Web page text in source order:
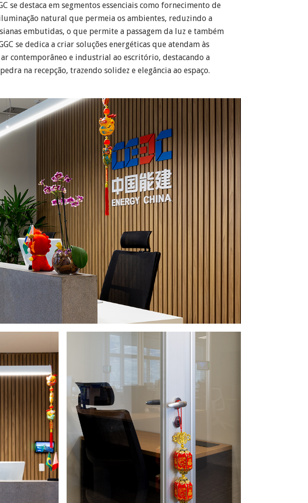
se destaca em segmentos essenciais como fornecimento de
natural que permeia os ambientes, reduzindo a
embutidas, o que permite a passagem da luz e também
se dedica a criar soluções energéticas que atendam às
contemporâneo e industrial ao escritório, destacando a
na recepção, trazendo solidez e elegância ao espaço.